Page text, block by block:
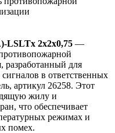
2х2х0,75 —
разработанный для
в ответственных
артикул 26258. Этот
жилу и
что обеспечивает
режимах и
помех.